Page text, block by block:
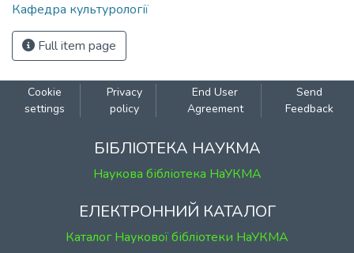
Кафедра культурології
Full item page
Cookie
settings
Privacy
policy
End User
Agreement
Send
Feedback
БІБЛІОТЕКА НАУКМА
Наукова бібліотека НаУКМА
ЕЛЕКТРОННИЙ КАТАЛОГ
Каталог Наукової бібліотеки НаУКМА